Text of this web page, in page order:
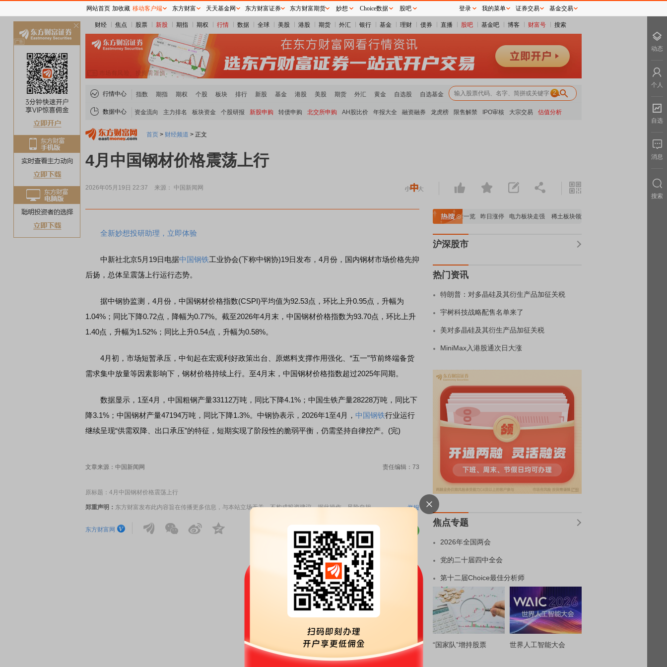
财经 焦点 股票 新股 期指 期权 行情 数据 全球 美股 港股 期货 外汇 银行 基金 理财 债券 直播 股吧 基金吧 博客 财富号 搜索
行情中心 指数 期指 期权 个股 板块 排行 新股 基金 港股 美股 期货 外汇 黄金 自选股 自选基金 2
数据中心 资金流向 主力排名 板块资金 个股研报 新股申购 转债申购 北交所申购 AH股比价 年报大全 融资融券 龙虎榜 限售解禁 IPO审核 大宗交易 估值分析
首页 > 财经频道 > 正文
4月中国钢材价格震荡上行
2026年05月19日 22:37 来源： 中国新闻网
全新妙想投研助理，立即体验
中新社北京5月19日电据中国钢铁工业协会(下称中钢协)19日发布，4月份，国内钢材市场价格先抑
后扬，总体呈震荡上行运行态势。
据中钢协监测，4月份，中国钢材价格指数(CSPI)平均值为92.53点，环比上升0.95点，升幅为
1.04%；同比下降0.72点，降幅为0.77%。截至2026年4月末，中国钢材价格指数为93.70点，环比上升
1.40点，升幅为1.52%；同比上升0.54点，升幅为0.58%。
4月初，市场短暂承压，中旬起在宏观利好政策出台、原燃料支撑作用强化、“五一”节前终端备货
需求集中放量等因素影响下，钢材价格持续上行。至4月末，中国钢材价格指数超过2025年同期。
数据显示，1至4月，中国粗钢产量33112万吨，同比下降4.1%；中国生铁产量28228万吨，同比下
降3.1%；中国钢材产量47194万吨，同比下降1.3%。中钢协表示，2026年1至4月， 中国钢铁行业运行
继续呈现“供需双降、出口承压”的特征，短期实现了阶段性的脆弱平衡，仍需坚持自律控产。(完)
文章来源：中国新闻网 责任编辑：73
原标题：4月中国钢材价格震荡上行
郑重声明： 东方财富发布此内容旨在传播更多信息，与本站立场无关，不构成投资建议。据此操作，风险自担。 举报
东方财富网
稀土板块领涨 上市公司限售股解禁一览 昨日涨停 电力板块走强 稀土板块领涨
沪深股市
热门资讯
特朗普：对多晶硅及其衍生产品加征关税
宇树科技战略配售名单来了
美对多晶硅及其衍生产品加征关税
MiniMax入港股通次日大涨
焦点专题
2026年全国两会
党的二十届四中全会
第十二届Choice最佳分析师
“国家队”增持股票 世界人工智能大会
网站首页 加收藏 移动客户端 东方财富 天天基金网 东方财富证券 东方财富期货 妙想 Choice数据 股吧 登录 我的菜单 证券交易 基金交易
动态
个人
自选
消息
搜索
关